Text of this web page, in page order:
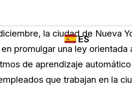
FUNCIONES DE
TRANSCRIPCIÓN
Y TRADUCCIÓN
DE CASEGUARD
ES
la ciudad de Nueva
promulgar una ley
de aprendizaje
que trabajan en la